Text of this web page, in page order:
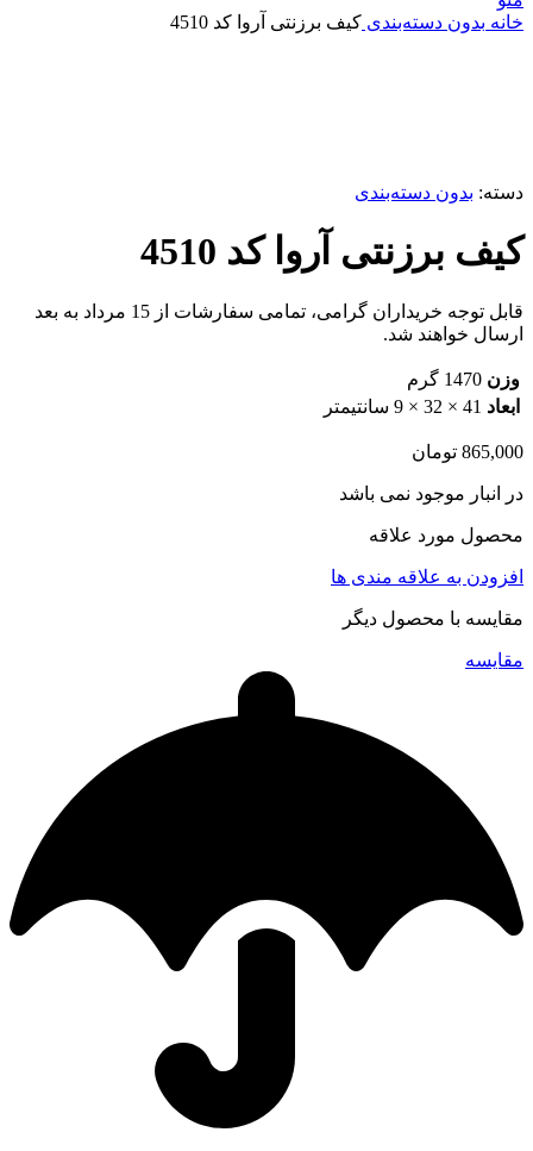
خانه بدون دسته‌بندی کیف برزنتی آروا کد 4510
دسته: بدون دسته‌بندی
کیف برزنتی آروا کد 4510
قابل توجه خریداران گرامی، تمامی سفارشات از 15 مرداد به بعد
ارسال خواهند شد.
وزن 1470 گرم
ابعاد 41 × 32 × 9 سانتیمتر
865,000 تومان
در انبار موجود نمی باشد
محصول مورد علاقه
افزودن به علاقه مندی ها
مقایسه با محصول دیگر
مقایسه